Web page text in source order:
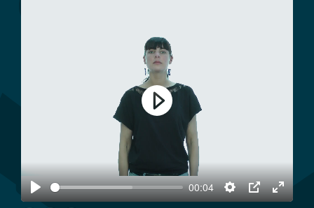
Play
00:04
Settings
PIP
Enter
Play